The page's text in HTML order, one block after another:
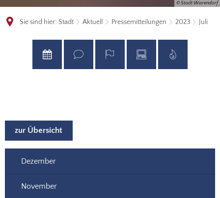
© Stadt Warendorf
Sie sind hier: Stadt Aktuell Pressemitteilungen 2023 Juli
zur Übersicht
Dezember
November